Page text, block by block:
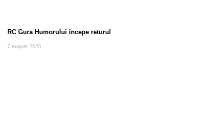
RC Gura Humorului începe returul
7 august 2026